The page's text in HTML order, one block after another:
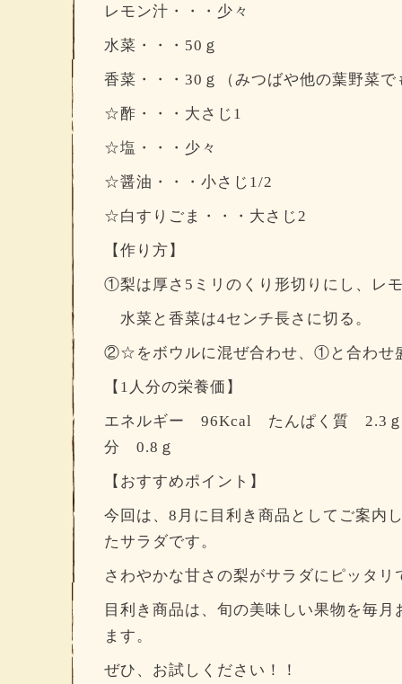
レモン汁・・・少々
水菜・・・50ｇ
香菜・・・30ｇ（みつばや他の葉野菜で
☆酢・・・大さじ1
☆塩・・・少々
☆醤油・・・小さじ1/2
☆白すりごま・・・大さじ2
【作り方】
①梨は厚さ5ミリのくり形切りにし、レ
水菜と香菜は4センチ長さに切る。
②☆をボウルに混ぜ合わせ、①と合わせ
【1人分の栄養価】
エネルギー 96Kcal たんぱく質
分 0.8ｇ
【おすすめポイント】
今回は、8月に目利き商品としてご案内
たサラダです。
さわやかな甘さの梨がサラダにピッタリ
目利き商品は、旬の美味しい果物を毎
ます。
ぜひ、お試しください！！